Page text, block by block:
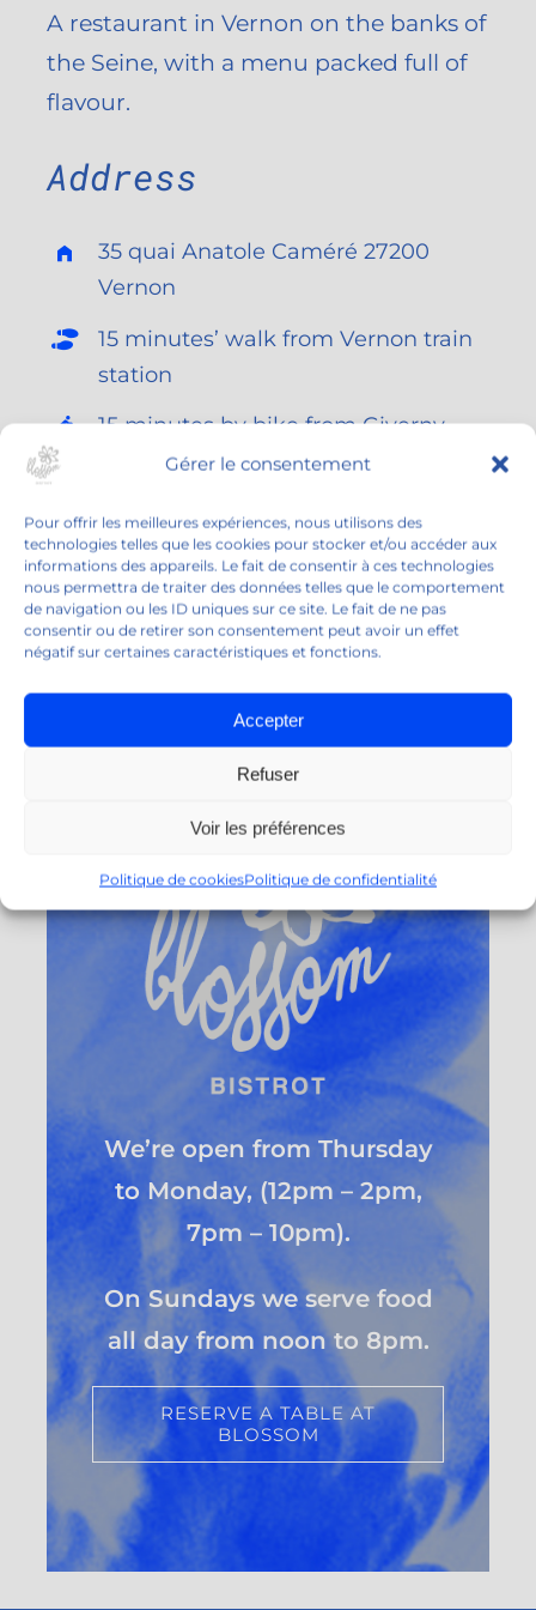
Gérer le consentement
Pour offrir les meilleures expériences, nous utilisons des
technologies telles que les cookies pour stocker et/ou accéder aux
informations des appareils. Le fait de consentir à ces technologies
nous permettra de traiter des données telles que le comportement
de navigation ou les ID uniques sur ce site. Le fait de ne pas
consentir ou de retirer son consentement peut avoir un effet
négatif sur certaines caractéristiques et fonctions.
Accepter
Refuser
Voir les préférences
Politique de cookiesPolitique de confidentialité
A restaurant in Vernon on the banks of
the Seine, with a menu packed full of
flavour.
Address
35 quai Anatole Caméré 27200
Vernon
15 minutes’ walk from Vernon train
station
15 minutes by bike from Giverny
Book by phone
+33 02 32 54 46 09
We’re open from Thursday
to Monday, (12pm – 2pm,
7pm – 10pm).
On Sundays we serve food
all day from noon to 8pm.
RESERVE A TABLE AT
BLOSSOM